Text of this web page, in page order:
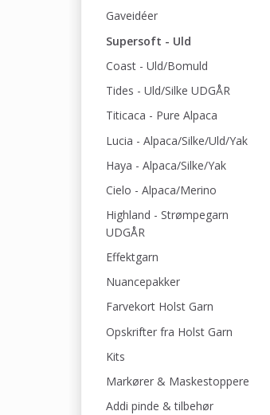
Gaveidéer
Supersoft - Uld
Coast - Uld/Bomuld
Tides - Uld/Silke UDGÅR
Titicaca - Pure Alpaca
Lucia - Alpaca/Silke/Uld/Yak
Haya - Alpaca/Silke/Yak
Cielo - Alpaca/Merino
Highland - Strømpegarn
UDGÅR
Effektgarn
Nuancepakker
Farvekort Holst Garn
Opskrifter fra Holst Garn
Kits
Markører & Maskestoppere
Addi pinde & tilbehør